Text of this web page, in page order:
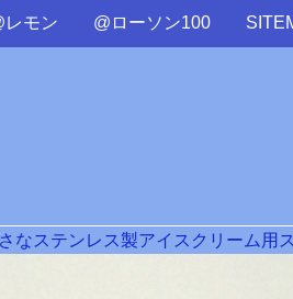
レモン @ローソン100
なステンレス製アイスクリーム用